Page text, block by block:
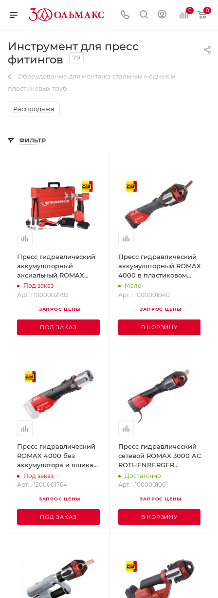
0 0
Инструмент для пресс
фитингов
79
Оборудование для монтажа стальных медных и
пластиковых труб
Распродажа
ФИЛЬТР
Пресс гидравлический
аккумуляторный
аксиальный ROMAX
AXIAL 16-32 mm
ROTHENBERGER
Под заказ
Арт. : 1000002792
ЗАПРОС ЦЕНЫ
ПОД ЗАКАЗ
Пресс гидравлический
аккумуляторный ROMAX
4000 в пластиковом
ящике ROTHENBERGER
1000001840
Мало
Арт. : 1000001840
ЗАПРОС ЦЕНЫ
В КОРЗИНУ
Пресс гидравлический
ROMAX 4000 без
аккумулятора и ящика
ROTHENBERGER
1200001764
Под заказ
Арт. : 1200001764
ЗАПРОС ЦЕНЫ
ПОД ЗАКАЗ
Пресс гидравлический
сетевой ROMAX 3000 AC
ROTHENBERGER
1000001001
Достаточно
Арт. : 1000001001
ЗАПРОС ЦЕНЫ
В КОРЗИНУ